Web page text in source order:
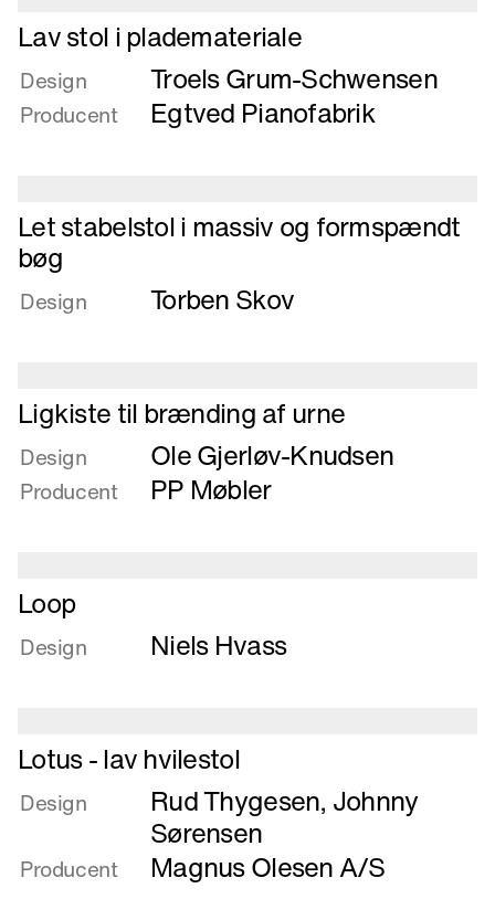
Contra
Læs
mere
om
Lav
stol
Lav stol i plademateriale
Design Troels Grum-Schwensen
Producent Egtved Pianofabrik
Læs
mere
om
Let
stabelstol
og
formspændt
bøg
Let stabelstol i massiv og formspændt
bøg
Design Torben Skov
Læs
mere
om
Ligkiste
til
Ligkiste til brænding af urne
Design Ole Gjerløv-Knudsen
Producent PP Møbler
Læs
mere
om
Loop
Design Niels Hvass
Læs
mere
om
lav
Lotus - lav hvilestol
Design Rud Thygesen, Johnny
Sørensen
Producent Magnus Olesen A/S